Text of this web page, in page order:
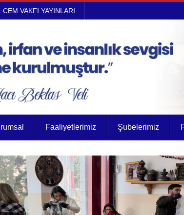
CEM VAKFI YAYINLARI
Faaliyetlerimiz Şubelerimiz